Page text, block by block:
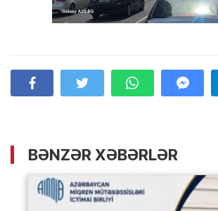
BƏNZƏR XƏBƏRLƏR